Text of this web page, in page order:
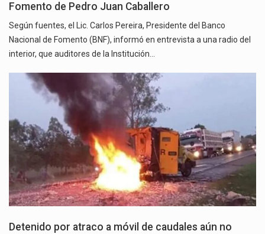
Fomento de Pedro Juan Caballero
Según fuentes, el Lic. Carlos Pereira, Presidente del Banco
Nacional de Fomento (BNF), informó en entrevista a una radio del
interior, que auditores de la Institución…
Detenido por atraco a móvil de caudales aún no